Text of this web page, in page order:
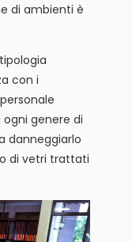
di ambienti è
con i
genere di
danneggiarlo
di vetri trattati